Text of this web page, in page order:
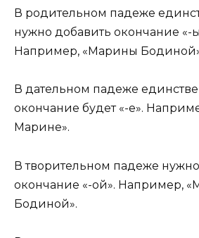
В родительном падеже
нужно добавить окончание «-
Например, «Марины
В дательном падеже
окончание будет «-е».
Марине».
В творительном падеже
окончание «-ой». Например,
Бодиной».